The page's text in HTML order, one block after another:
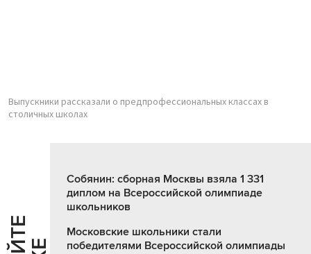
Выпускники рассказали о предпрофессиональных классах в
столичных школах
Собянин: сборная Москвы взяла 1 331
диплом на Всероссийской олимпиаде
школьников
Московские школьники стали
победителями Всероссийской олимпиады